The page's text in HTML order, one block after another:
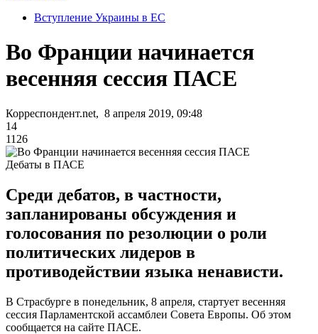
Вступление Украины в ЕС
Во Франции начинается
весенняя сессия ПАСЕ
Корреспондент.net, 8 апреля 2019, 09:48
14
1126
Дебаты в ПАСЕ
Среди дебатов, в частности,
запланированы обсуждения и
голосования по резолюции о роли
политических лидеров в
противодействии языка ненависти.
В Страсбурге в понедельник, 8 апреля, стартует весенняя
сессия Парламентской ассамблеи Совета Европы. Об этом
сообщается на сайте ПАСЕ.